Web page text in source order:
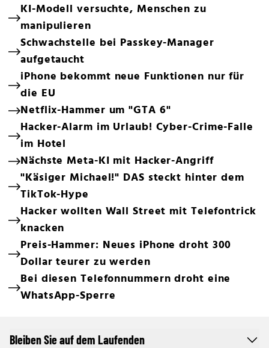
KI-Modell versuchte, Menschen zu
manipulieren
Schwachstelle bei Passkey-Manager
aufgetaucht
iPhone bekommt neue Funktionen nur für
die EU
Netflix-Hammer um "GTA 6"
Hacker-Alarm im Urlaub! Cyber-Crime-Falle
im Hotel
Nächste Meta-KI mit Hacker-Angriff
"Käsiger Michael!" DAS steckt hinter dem
TikTok-Hype
Hacker wollten Wall Street mit Telefontrick
knacken
Preis-Hammer: Neues iPhone droht 300
Dollar teurer zu werden
Bei diesen Telefonnummern droht eine
WhatsApp-Sperre
Bleiben Sie auf dem Laufenden